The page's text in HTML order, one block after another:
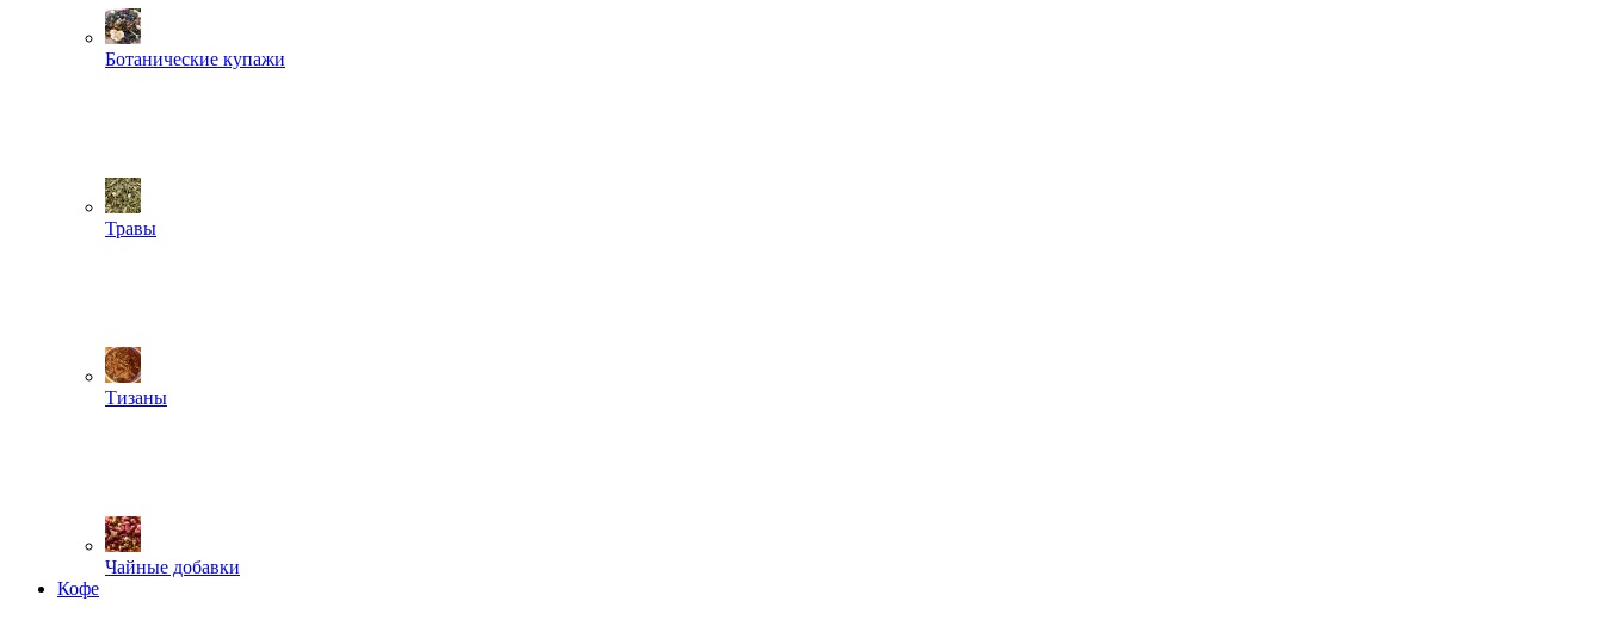
Ботанические купажи
Травы
Тизаны
Чайные добавки
Кофе